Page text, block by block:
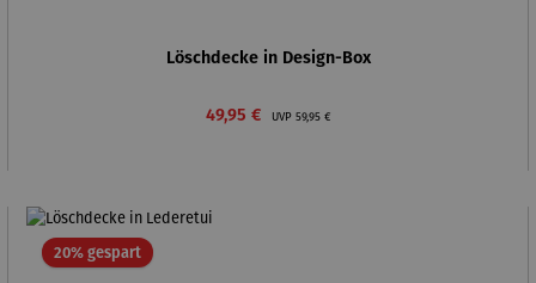
Löschdecke in Design-Box
Verkaufspreis:
49,95 € UVP Regulärer Preis:
59,95 €
20% gespartRabatt